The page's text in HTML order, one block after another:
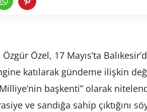
Özgür Özel, 17 Mayıs’ta
katılarak gündeme ilişkin
Milliye’nin başkenti” olarak
ve sandığa sahip çıktığını